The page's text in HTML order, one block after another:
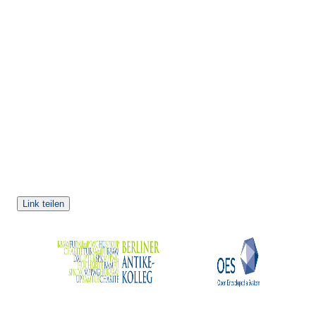
Link teilen